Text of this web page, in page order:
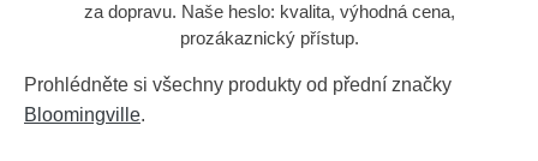
za dopravu. Naše heslo: kvalita, výhodná cena,
prozákaznický přístup.
Prohlédněte si všechny produkty od přední značky
Bloomingville.